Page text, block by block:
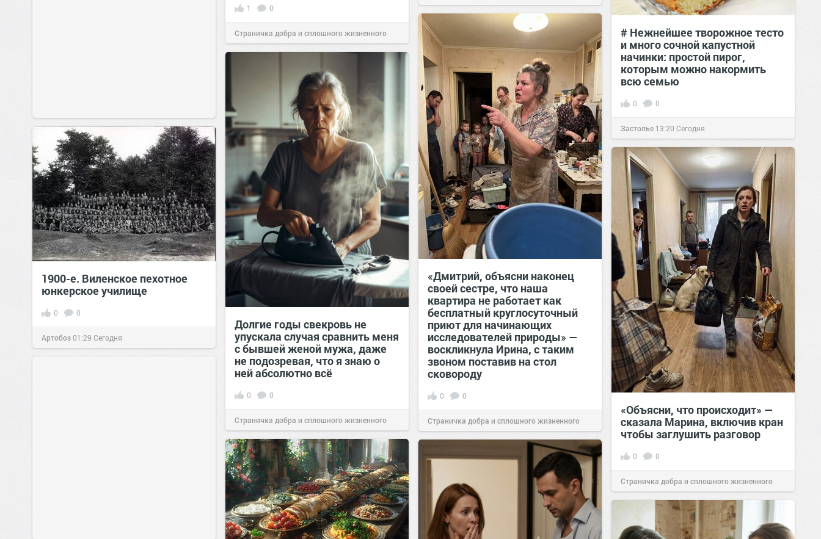
1 0
Страничка добра и сплошного жизненного
позитива!10:38Сегодня
# Нежнейшее творожное тесто
и много сочной капустной
начинки: простой пирог,
которым можно накормить
всю семью
0 0
Застолье 13:20 Сегодня
«Дмитрий, объясни наконец
своей сестре, что наша
квартира не работает как
бесплатный круглосуточный
приют для начинающих
исследователей природы» —
воскликнула Ирина, с таким
звоном поставив на стол
сковороду
0 0
Страничка добра и сплошного жизненного
позитива!00:28Сегодня
Долгие годы свекровь не
упускала случая сравнить меня
с бывшей женой мужа, даже
не подозревая, что я знаю о
ней абсолютно всё
0 0
Страничка добра и сплошного жизненного
позитива!00:29Сегодня
1900-е. Виленское пехотное
юнкерское училище
0 0
Артобоз01:29 Сегодня
«Объясни, что происходит» —
сказала Марина, включив кран
чтобы заглушить разговор
0 0
Страничка добра и сплошного жизненного
позитива!12:38Сегодня